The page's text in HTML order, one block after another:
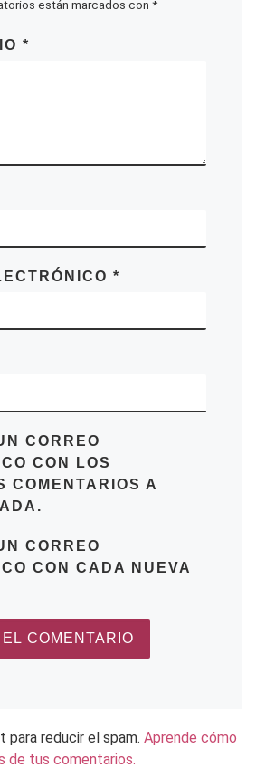
están marcados con *
*
*
CORREO
CON LOS
COMENTARIOS A
CORREO
CON CADA NUEVA
para reducir el spam. Aprende cómo
de tus comentarios.